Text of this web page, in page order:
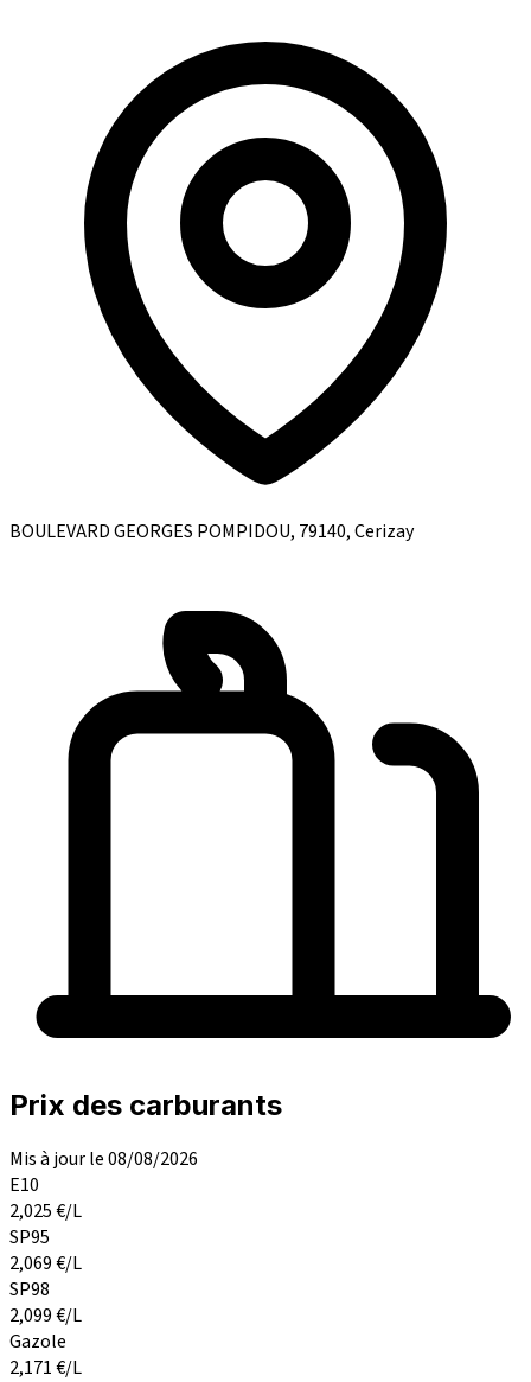
BOULEVARD GEORGES POMPIDOU, 79140, Cerizay
Prix des carburants
Mis à jour le 08/08/2026
E10
2,025€/L
SP95
2,069€/L
SP98
2,099€/L
Gazole
2,171€/L